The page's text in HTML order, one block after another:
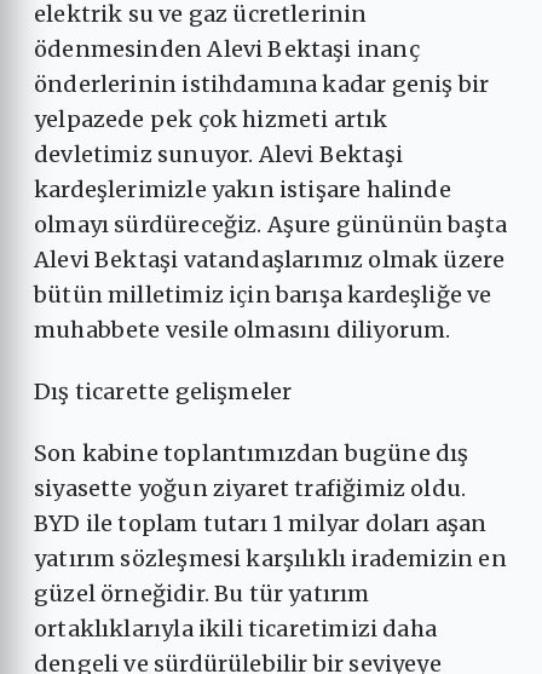
elektrik su ve gaz ücretlerinin
ödenmesinden Alevi Bektaşi inanç
önderlerinin istihdamına kadar geniş bir
yelpazede pek çok hizmeti artık
devletimiz sunuyor. Alevi Bektaşi
kardeşlerimizle yakın istişare halinde
olmayı sürdüreceğiz. Aşure gününün başta
Alevi Bektaşi vatandaşlarımız olmak üzere
bütün milletimiz için barışa kardeşliğe ve
muhabbete vesile olmasını diliyorum.
Dış ticarette gelişmeler
Son kabine toplantımızdan bugüne dış
siyasette yoğun ziyaret trafiğimiz oldu.
BYD ile toplam tutarı 1 milyar doları aşan
yatırım sözleşmesi karşılıklı irademizin en
güzel örneğidir. Bu tür yatırım
ortaklıklarıyla ikili ticaretimizi daha
dengeli ve sürdürülebilir bir seviyeye